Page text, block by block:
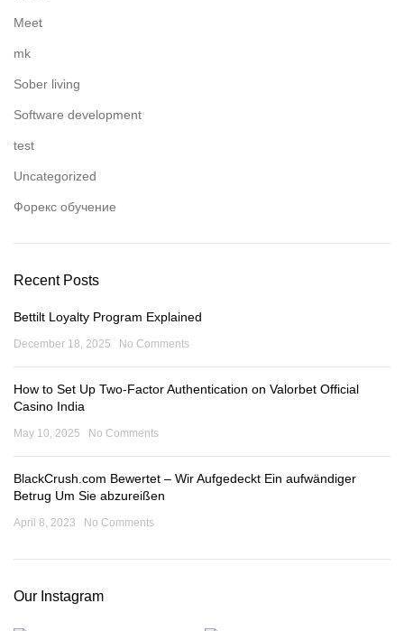
Meet
mk
Sober living
Software development
test
Uncategorized
Форекс обучение
Recent Posts
Bettilt Loyalty Program Explained
December 18, 2025 No Comments
How to Set Up Two-Factor Authentication on Valorbet Official
Casino India
May 10, 2025 No Comments
BlackCrush.com Bewertet – Wir Aufgedeckt Ein aufwändiger
Betrug Um Sie abzureißen
April 8, 2023 No Comments
Our Instagram